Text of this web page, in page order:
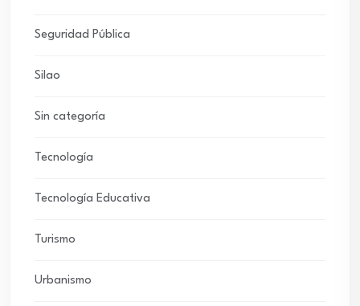
Seguridad Pública
Silao
Sin categoría
Tecnología
Tecnología Educativa
Turismo
Urbanismo